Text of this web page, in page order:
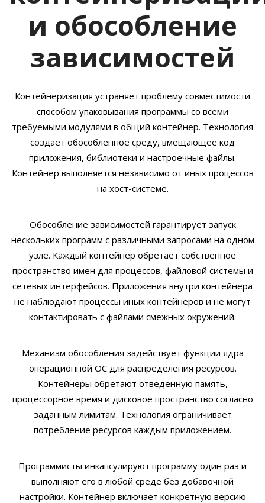
и обособление
зависимостей
Контейнеризация устраняет проблему совместимости
способом упаковывания программы со всеми
требуемыми модулями в общий контейнер. Технология
создаёт обособленное среду, вмещающее код
приложения, библиотеки и настроечные файлы.
Контейнер выполняется независимо от иных процессов
на хост-системе.
Обособление зависимостей гарантирует запуск
нескольких программ с различными запросами на одном
узле. Каждый контейнер обретает собственное
пространство имен для процессов, файловой системы и
сетевых интерфейсов. Приложения внутри контейнера
не наблюдают процессы иных контейнеров и не могут
контактировать с файлами смежных окружений.
Механизм обособления задействует функции ядра
операционной ОС для распределения ресурсов.
Контейнеры обретают отведенную память,
процессорное время и дисковое пространство согласно
заданным лимитам. Технология ограничивает
потребление ресурсов каждым приложением.
Программисты инкапсулируют программу один раз и
выполняют его в любой среде без добавочной
настройки. Контейнер включает конкретную версию